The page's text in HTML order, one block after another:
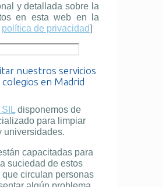
y detallada sobre la
en esta web en la
política de privacidad]
nuestros servicios
colegios en Madrid
disponemos de
para limpiar
universidades.
capacitadas para
suciedad de estos
circulan personas